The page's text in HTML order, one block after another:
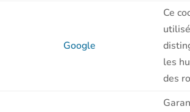
Google
Ce
les
des